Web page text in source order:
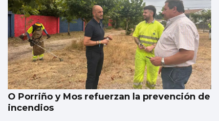
O Porriño y Mos refuerzan la prevención de
incendios